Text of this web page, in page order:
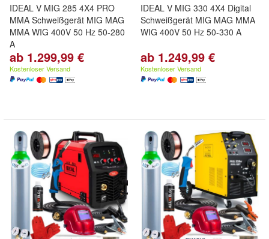
IDEAL V MIG 285 4X4 PRO
MMA Schweißgerät MIG MAG
MMA WIG 400V 50 Hz 50-280
A
ab 1.299,99 €
Kostenloser Versand
IDEAL V MIG 330 4X4 Digital
Schweißgerät MIG MAG MMA
WIG 400V 50 Hz 50-330 A
ab 1.249,99 €
Kostenloser Versand